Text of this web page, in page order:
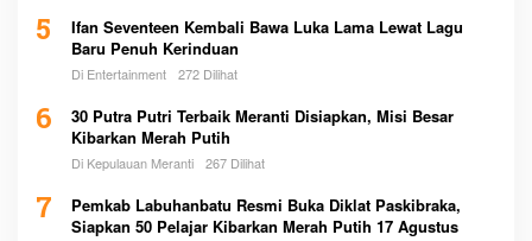
5
Ifan Seventeen Kembali Bawa Luka Lama Lewat Lagu
Baru Penuh Kerinduan
Di Entertainment 272 Dilihat
6
30 Putra Putri Terbaik Meranti Disiapkan, Misi Besar
Kibarkan Merah Putih
Di Kepulauan Meranti 267 Dilihat
7
Pemkab Labuhanbatu Resmi Buka Diklat Paskibraka,
Siapkan 50 Pelajar Kibarkan Merah Putih 17 Agustus